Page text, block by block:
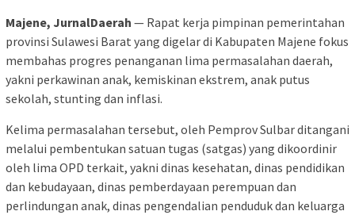
Majene, JurnalDaerah — Rapat kerja pimpinan pemerintahan
provinsi Sulawesi Barat yang digelar di Kabupaten Majene fokus
membahas progres penanganan lima permasalahan daerah,
yakni perkawinan anak, kemiskinan ekstrem, anak putus
sekolah, stunting dan inflasi.
Kelima permasalahan tersebut, oleh Pemprov Sulbar ditangani
melalui pembentukan satuan tugas (satgas) yang dikoordinir
oleh lima OPD terkait, yakni dinas kesehatan, dinas pendidikan
dan kebudayaan, dinas pemberdayaan perempuan dan
perlindungan anak, dinas pengendalian penduduk dan keluarga